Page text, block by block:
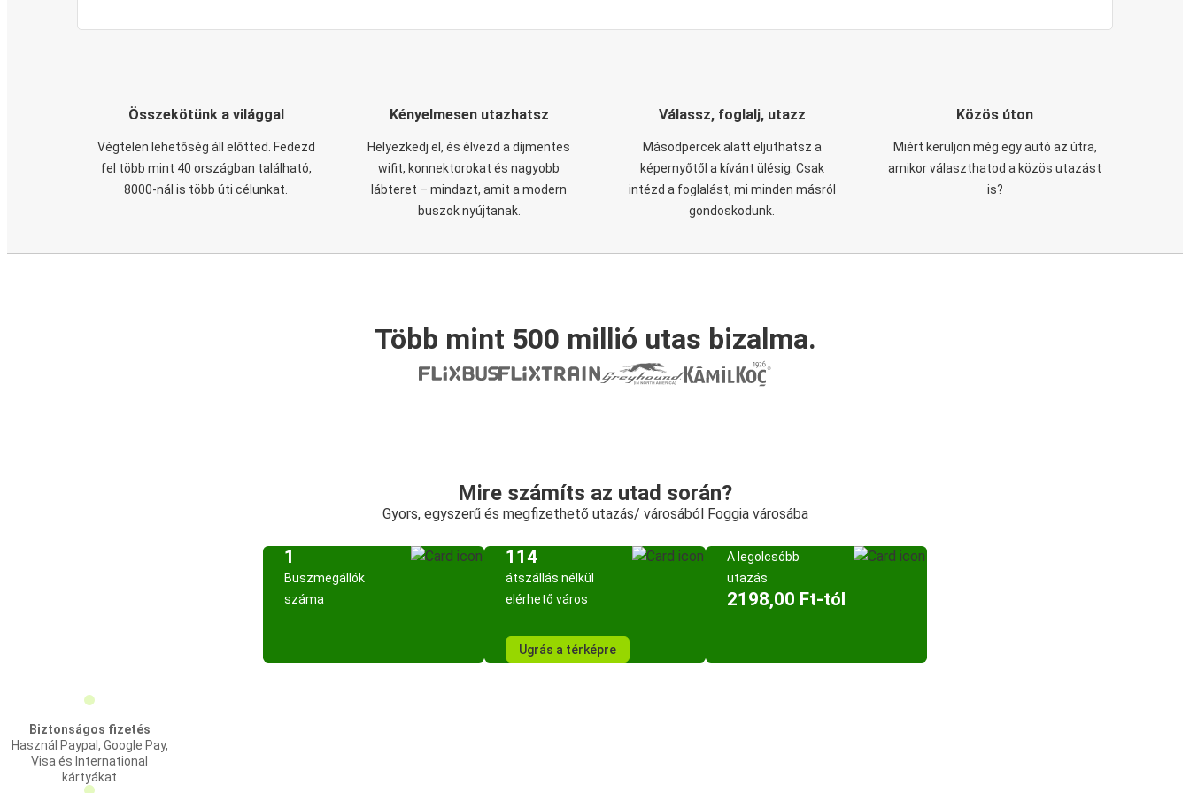
Összekötünk a világgal
Végtelen lehetőség áll előtted. Fedezd
fel több mint 40 országban található,
8000-nál is több úti célunkat.
Kényelmesen utazhatsz
Helyezkedj el, és élvezd a díjmentes
wifit, konnektorokat és nagyobb
lábteret – mindazt, amit a modern
buszok nyújtanak.
Válassz, foglalj, utazz
Másodpercek alatt eljuthatsz a
képernyőtől a kívánt ülésig. Csak
intézd a foglalást, mi minden másról
gondoskodunk.
Közös úton
Miért kerüljön még egy autó az útra,
amikor választhatod a közös utazást
is?
Több mint 500 millió utas bizalma.
Mire számíts az utad során?
Gyors, egyszerű és megfizethető utazás/ városából Foggia városába
1
Buszmegállók
száma
114
átszállás nélkül
elérhető város
Ugrás a térképre
A legolcsóbb
utazás
2198,00 Ft-tól
Biztonságos fizetés
Használ Paypal, Google Pay,
Visa és International
kártyákat